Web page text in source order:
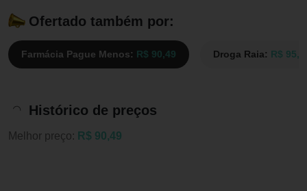
Ofertado também por:
Farmácia Pague Menos: R$ 90,49 Droga Raia: R$
Histórico de preços
Melhor preço: R$ 90,49